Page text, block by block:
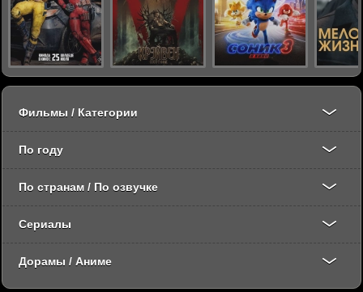
Фильмы / Категории
По году
По странам / По озвучке
Сериалы
Дорамы / Аниме